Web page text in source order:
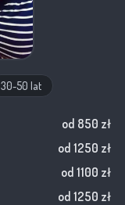
30-50 lat
od 850 zł
od 1250 zł
od 1100 zł
od 1250 zł